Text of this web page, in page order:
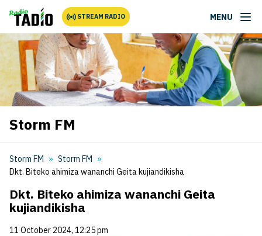
STREAM RADIO MENU
Storm FM
Storm FM
Storm FM
Dkt. Biteko ahimiza wananchi Geita kujiandikisha
Dkt. Biteko ahimiza wananchi Geita
kujiandikisha
11 October 2024, 12:25 pm